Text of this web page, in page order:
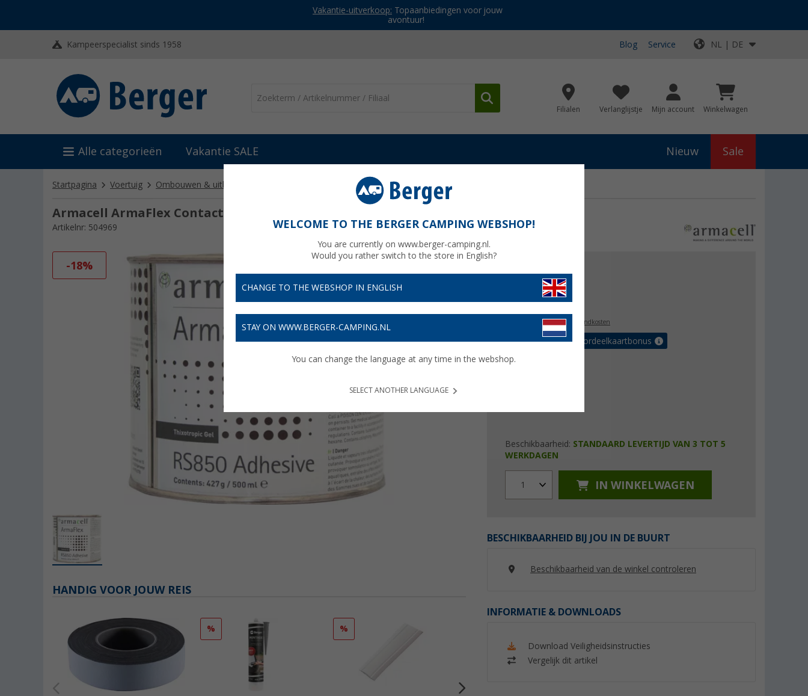
Vakantie-uitverkoop: Topaanbiedingen voor jouw
avontuur!
Kampeerspecialist sinds 1958 Blog Service NL | DE
Filialen Verlanglijstje Mijn account Winkelwagen
Alle categorieën Vakantie SALE Nieuw Sale
Startpagina Voertuig Ombouwen & uitbouwen Armacell ArmaFlex Contactlijm RS 850 0,5 liter
Armacell ArmaFlex Contactlijm RS 850 0,5 liter
Artikelnr: 504969
-18%
€ 48,99
plus verzendkosten
Verzeker tot 5% voordeelkaartbonus
Beschikbaarheid: STANDAARD LEVERTIJD VAN 3 TOT 5
WERKDAGEN
1 IN WINKELWAGEN
BESCHIKBAARHEID BIJ JOU IN DE BUURT
Beschikbaarheid van de winkel controleren
INFORMATIE & DOWNLOADS
Download Veiligheidsinstructies
Vergelijk dit artikel
HANDIG VOOR JOUW REIS
% %
WELCOME TO THE BERGER CAMPING WEBSHOP!
You are currently on www.berger-camping.nl.
Would you rather switch to the store in English?
CHANGE TO THE WEBSHOP IN ENGLISH
STAY ON WWW.BERGER-CAMPING.NL
You can change the language at any time in the webshop.
SELECT ANOTHER LANGUAGE